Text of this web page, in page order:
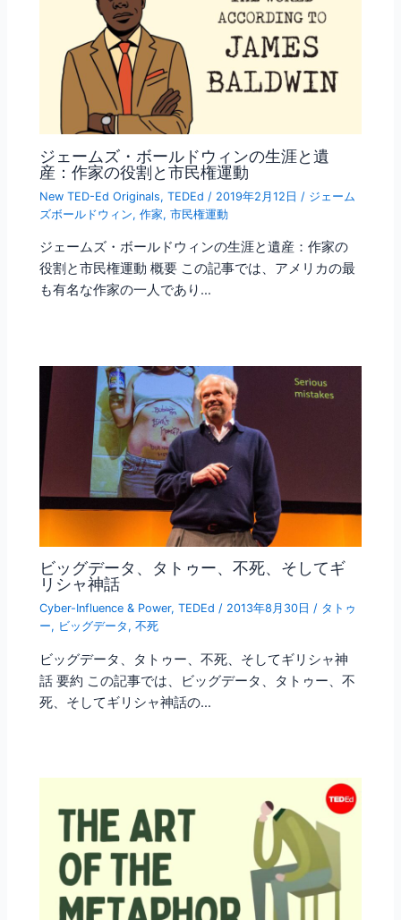
ジェームズ・ボールドウィンの生涯と遺
産：作家の役割と市民権運動
New TED-Ed Originals,TEDEd / 2019年2月12日 / ジェーム
ズボールドウィン,作家,市民権運動
ジェームズ・ボールドウィンの生涯と遺産：作家の
役割と市民権運動 概要 この記事では、アメリカの最
も有名な作家の一人であり…
ビッグデータ、タトゥー、不死、そしてギ
リシャ神話
Cyber-Influence & Power,TEDEd / 2013年8月30日/ タトゥ
ー, ビッグデータ ,不死
ビッグデータ、タトゥー、不死、そしてギリシャ神
話 要約 この記事では、ビッグデータ、タトゥー、不
死、そしてギリシャ神話の…